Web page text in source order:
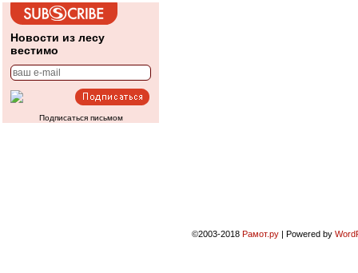
Новости из лесу
вестимо
Подписаться письмом
©2003-2018 Рамот.ру | Powered by